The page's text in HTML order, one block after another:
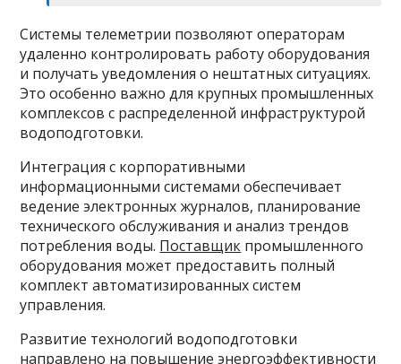
Системы телеметрии позволяют операторам
удаленно контролировать работу оборудования
и получать уведомления о нештатных ситуациях.
Это особенно важно для крупных промышленных
комплексов с распределенной инфраструктурой
водоподготовки.
Интеграция с корпоративными
информационными системами обеспечивает
ведение электронных журналов, планирование
технического обслуживания и анализ трендов
потребления воды. Поставщик промышленного
оборудования может предоставить полный
комплект автоматизированных систем
управления.
Развитие технологий водоподготовки
направлено на повышение энергоэффективности